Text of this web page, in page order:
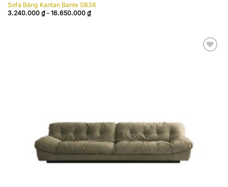
Sofa Băng Kantan Bante SB38
3.240.000 ₫ – 16.650.000 ₫Khoảng
giá: